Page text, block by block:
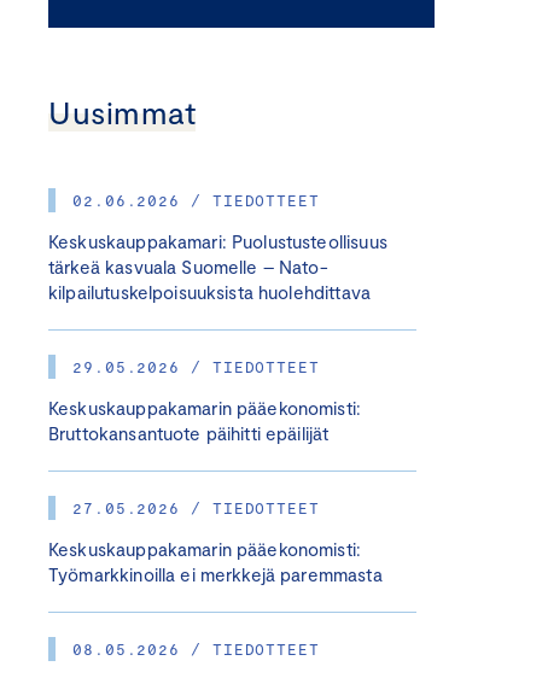
Uusimmat
02.06.2026 / TIEDOTTEET
Keskuskauppakamari: Puolustusteollisuus
tärkeä kasvuala Suomelle – Nato-
kilpailutuskelpoisuuksista huolehdittava
29.05.2026 / TIEDOTTEET
Keskuskauppakamarin pääekonomisti:
Bruttokansantuote päihitti epäilijät
27.05.2026 / TIEDOTTEET
Keskuskauppakamarin pääekonomisti:
Työmarkkinoilla ei merkkejä paremmasta
08.05.2026 / TIEDOTTEET